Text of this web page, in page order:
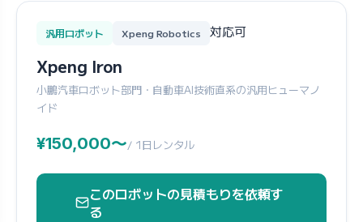
汎用ロボット Xpeng Robotics 対応可
Xpeng Iron
小鵬汽車ロボット部門・自動車AI技術直系の汎用ヒューマノ
イド
¥150,000〜/ 1日レンタル
このロボットの見積もりを依頼す
る